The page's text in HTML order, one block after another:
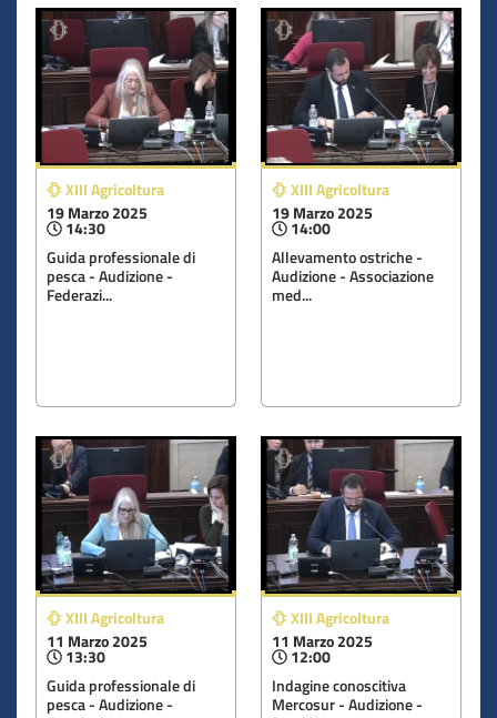
XIII Agricoltura
19 Marzo 2025
14:30
Guida professionale di
pesca - Audizione -
Federazi...
XIII Agricoltura
19 Marzo 2025
14:00
Allevamento ostriche -
Audizione - Associazione
med...
XIII Agricoltura
11 Marzo 2025
13:30
Guida professionale di
pesca - Audizione -
XIII Agricoltura
11 Marzo 2025
12:00
Indagine conoscitiva
Mercosur - Audizione -